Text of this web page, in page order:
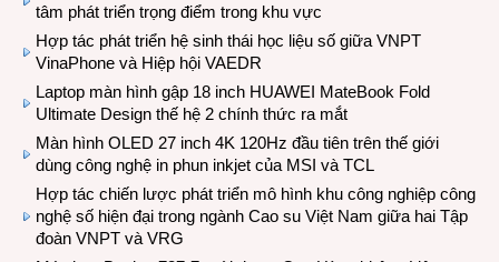
tâm phát triển trọng điểm trong khu vực
Hợp tác phát triển hệ sinh thái học liệu số giữa VNPT
VinaPhone và Hiệp hội VAEDR
Laptop màn hình gập 18 inch HUAWEI MateBook Fold
Ultimate Design thế hệ 2 chính thức ra mắt
Màn hình OLED 27 inch 4K 120Hz đầu tiên trên thế giới
dùng công nghệ in phun inkjet của MSI và TCL
Hợp tác chiến lược phát triển mô hình khu công nghiệp công
nghệ số hiện đại trong ngành Cao su Việt Nam giữa hai Tập
đoàn VNPT và VRG